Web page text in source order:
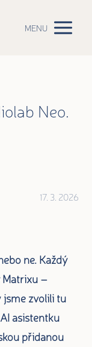
MENU
Neo.
17. 3. 2026
ne. Každý
Matrixu –
zvolili tu
asistentku
přidanou